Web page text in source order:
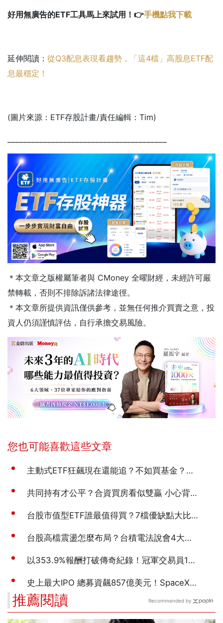
好用無廣告的ETF工具馬上來試用！👉手機點我下載
延伸閱讀： 從Q3配息表現看趨勢，「這4檔」高股息ETF配
息最穩定！
(圖片來源：ETF存股計畫/責任編輯：Tim)
＊本文章之版權屬筆者與 CMoney 全曜財經，未經許可嚴
禁轉載，否則不排除訴諸法律途徑。
＊本文章所提供資訊僅供參考，並無任何推介買賣之意，投
資人仍須謹慎評估，自行承擔交易風險。
推薦閱讀 Recommended by